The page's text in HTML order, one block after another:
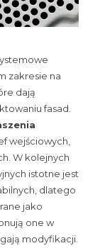
zakresie na
dają
fasad.
wejściowych,
W kolejnych
istotne jest
dlatego
jako
one w
modyfikacji.